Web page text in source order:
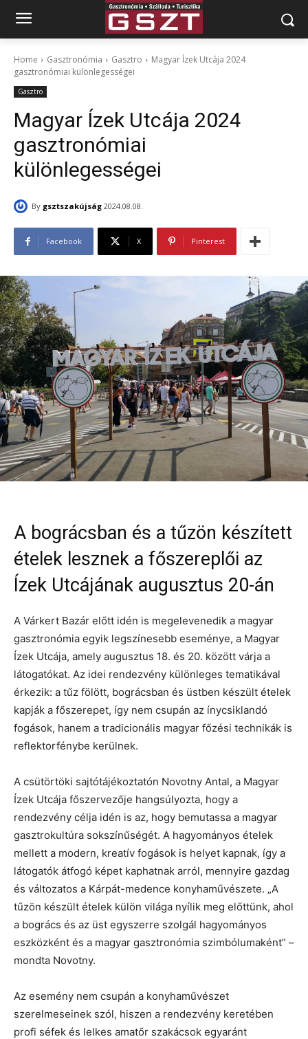
Home Gasztronómia Gasztro
Magyar Ízek Utcája 2024
gasztronómiai különlegességei
Gasztro
Magyar Ízek Utcája 2024
gasztronómiai
különlegességei
By gsztszakújság 2024.08.08.
Facebook X Pinterest
A bográcsban és a tűzön készített
ételek lesznek a főszereplői az
Ízek Utcájának augusztus 20-án
A Várkert Bazár előtt idén is megelevenedik a magyar
gasztronómia egyik legszínesebb eseménye, a Magyar
Ízek Utcája, amely augusztus 18. és 20. között várja a
látogatókat. Az idei rendezvény különleges tematikával
érkezik: a tűz fölött, bográcsban és üstben készült ételek
kapják a főszerepet, így nem csupán az ínycsiklandó
fogások, hanem a tradicionális magyar főzési technikák is
reflektorfénybe kerülnek.
A csütörtöki sajtótájékoztatón Novotny Antal, a Magyar
Ízek Utcája főszervezője hangsúlyozta, hogy a
rendezvény célja idén is az, hogy bemutassa a magyar
gasztrokultúra sokszínűségét. A hagyományos ételek
mellett a modern, kreatív fogások is helyet kapnak, így a
látogatók átfogó képet kaphatnak arról, mennyire gazdag
és változatos a Kárpát-medence konyhaművészete. „A
tűzön készült ételek külön világa nyílik meg előttünk, ahol
a bogrács és az üst egyszerre szolgál hagyományos
eszközként és a magyar gasztronómia szimbólumaként” –
mondta Novotny.
Az esemény nem csupán a konyhaművészet
szerelmeseinek szól, hiszen a rendezvény keretében
profi séfek és lelkes amatőr szakácsok egyaránt